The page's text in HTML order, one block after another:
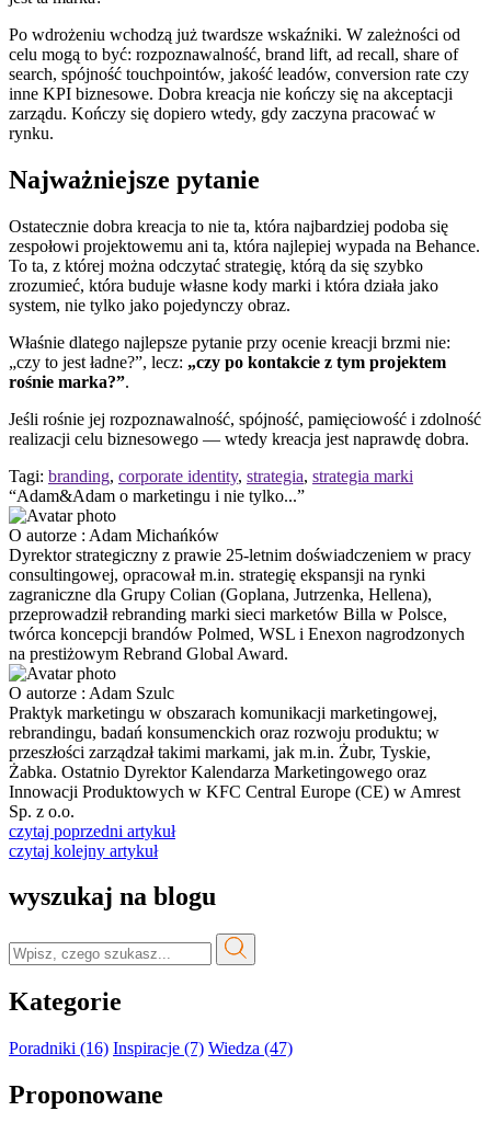
Po wdrożeniu wchodzą już twardsze wskaźniki. W zależności od
celu mogą to być: rozpoznawalność, brand lift, ad recall, share of
search, spójność touchpointów, jakość leadów, conversion rate czy
inne KPI biznesowe. Dobra kreacja nie kończy się na akceptacji
zarządu. Kończy się dopiero wtedy, gdy zaczyna pracować w
rynku.
Najważniejsze pytanie
Ostatecznie dobra kreacja to nie ta, która najbardziej podoba się
zespołowi projektowemu ani ta, która najlepiej wypada na Behance.
To ta, z której można odczytać strategię, którą da się szybko
zrozumieć, która buduje własne kody marki i która działa jako
system, nie tylko jako pojedynczy obraz.
Właśnie dlatego najlepsze pytanie przy ocenie kreacji brzmi nie:
„czy to jest ładne?”, lecz: „czy po kontakcie z tym projektem
rośnie marka?”.
Jeśli rośnie jej rozpoznawalność, spójność, pamięciowość i zdolność
realizacji celu biznesowego — wtedy kreacja jest naprawdę dobra.
Tagi: branding, corporate identity, strategia, strategia marki
“Adam&Adam o marketingu i nie tylko...”
O autorze : Adam Michańków
Dyrektor strategiczny z prawie 25-letnim doświadczeniem w pracy
consultingowej, opracował m.in. strategię ekspansji na rynki
zagraniczne dla Grupy Colian (Goplana, Jutrzenka, Hellena),
przeprowadził rebranding marki sieci marketów Billa w Polsce,
twórca koncepcji brandów Polmed, WSL i Enexon nagrodzonych
na prestiżowym Rebrand Global Award.
O autorze : Adam Szulc
Praktyk marketingu w obszarach komunikacji marketingowej,
rebrandingu, badań konsumenckich oraz rozwoju produktu; w
przeszłości zarządzał takimi markami, jak m.in. Żubr, Tyskie,
Żabka. Ostatnio Dyrektor Kalendarza Marketingowego oraz
Innowacji Produktowych w KFC Central Europe (CE) w Amrest
Sp. z o.o.
czytaj poprzedni artykuł
czytaj kolejny artykuł
wyszukaj na blogu
Kategorie
Poradniki (16) Inspiracje (7) Wiedza (47)
Proponowane